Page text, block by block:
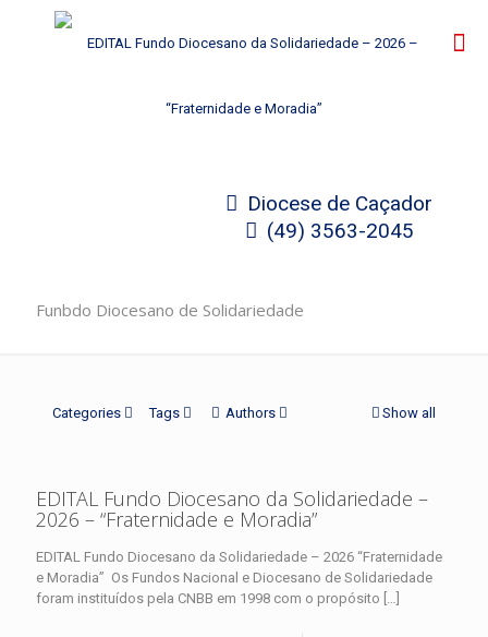
Diocese de Caçador
(49) 3563-2045
Funbdo Diocesano de Solidariedade
Categories Tags Authors Show all
EDITAL Fundo Diocesano da Solidariedade –
2026 – “Fraternidade e Moradia”
EDITAL Fundo Diocesano da Solidariedade – 2026 “Fraternidade
e Moradia” Os Fundos Nacional e Diocesano de Solidariedade
foram instituídos pela CNBB em 1998 com o propósito […]